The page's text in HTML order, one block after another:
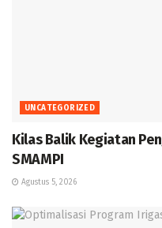
UNCATEGORIZED
Kilas Balik Kegiatan
SMAMPI
Agustus 5, 2026